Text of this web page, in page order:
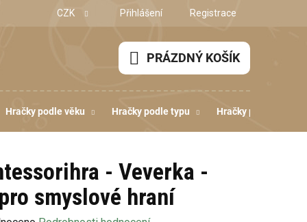
CZK Přihlášení Registrace
NÁKUPNÍ
KOŠÍK
PRÁZDNÝ KOŠÍK
Hračky podle věku Hračky podle typu Hračky podle
- Veverka -
smyslové hraní